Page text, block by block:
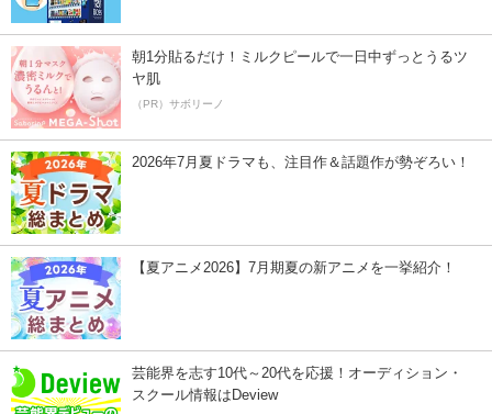
朝1分貼るだけ！ミルクピールで一日中ずっとうるツ
ヤ肌
（PR）サボリーノ
2026年7月夏ドラマも、注目作＆話題作が勢ぞろい！
【夏アニメ2026】7月期夏の新アニメを一挙紹介！
芸能界を志す10代～20代を応援！オーディション・
スクール情報はDeview